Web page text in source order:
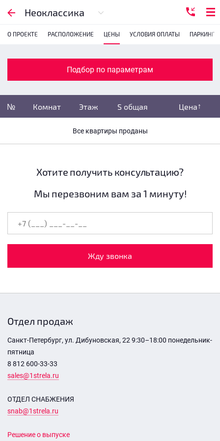
Неоклассика
О ПРОЕКТЕ РАСПОЛОЖЕНИЕ ЦЕНЫ УСЛОВИЯ ОПЛАТЫ ПАРКИНГ
Подбор по параметрам
№ Комнат Этаж S общая Цена
Все квартиры проданы
Подбор по параметрам
1
Убрать переуступки
S общая не указана
все этажи
Хотите получить консультацию?
Мы перезвоним вам за 1 минуту!
Жду звонка
Отдел продаж
Санкт-Петербург, ул. Дибуновская, 22 9:30–18:00 понедельник-
пятница
8 812 600-33-33
sales@1strela.ru
ОТДЕЛ СНАБЖЕНИЯ
snab@1strela.ru
Решение о выпуске